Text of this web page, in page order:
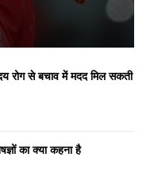
रोग से बचाव में मदद मिल सकती
का क्या कहना है